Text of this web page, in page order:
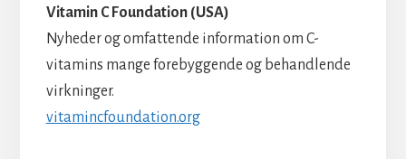
Vitamin C Foundation (USA)
Nyheder og omfattende information om C-
vitamins mange forebyggende og behandlende
virkninger.
vitamincfoundation.org